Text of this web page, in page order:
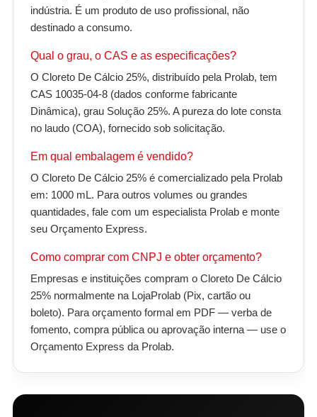
indústria. É um produto de uso profissional, não
destinado a consumo.
Qual o grau, o CAS e as especificações?
O Cloreto De Cálcio 25%, distribuído pela Prolab, tem
CAS 10035-04-8 (dados conforme fabricante
Dinâmica), grau Solução 25%. A pureza do lote consta
no laudo (COA), fornecido sob solicitação.
Em qual embalagem é vendido?
O Cloreto De Cálcio 25% é comercializado pela Prolab
em: 1000 mL. Para outros volumes ou grandes
quantidades, fale com um especialista Prolab e monte
seu Orçamento Express.
Como comprar com CNPJ e obter orçamento?
Empresas e instituições compram o Cloreto De Cálcio
25% normalmente na LojaProlab (Pix, cartão ou
boleto). Para orçamento formal em PDF — verba de
fomento, compra pública ou aprovação interna — use o
Orçamento Express da Prolab.